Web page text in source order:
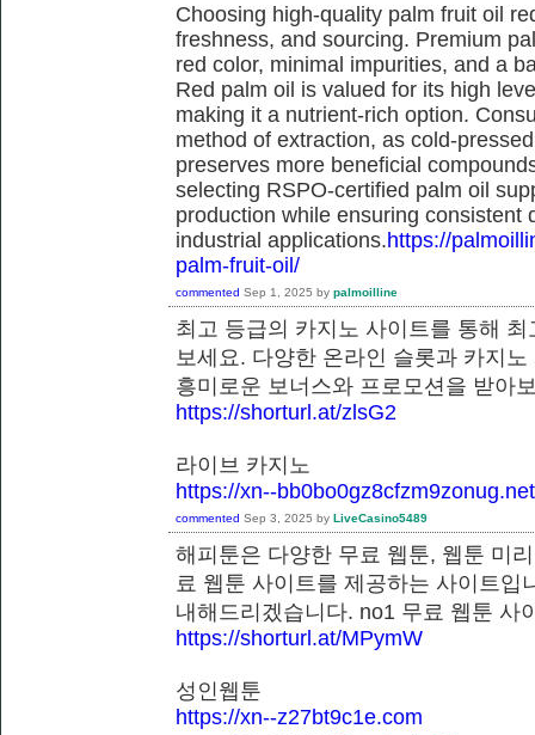
Choosing high-quality palm fruit oil
freshness, and sourcing. Premium
red color, minimal impurities, and a
Red palm oil is valued for its high
making it a nutrient-rich option.
method of extraction, as cold-
preserves more beneficial
selecting RSPO-certified palm oil
production while ensuring consistent
industrial applications.https://
palm-fruit-oil/
commented Sep 1, 2025 by palmoilline
최고 등급의 카지노 사이트를 통해
보세요. 다양한 온라인 슬롯과 카지
흥미로운 보너스와 프로모션을 받
https://shorturl.at/zlsG2
라이브 카지노
https://xn--bb0bo0gz8cfzm9zonug.net
commented Sep 3, 2025 by LiveCasino5489
해피툰은 다양한 무료 웹툰, 웹툰 미
료 웹툰 사이트를 제공하는 사이트
내해드리겠습니다. no1 무료 웹툰
https://shorturl.at/MPymW
성인웹툰
https://xn--z27bt9c1e.com